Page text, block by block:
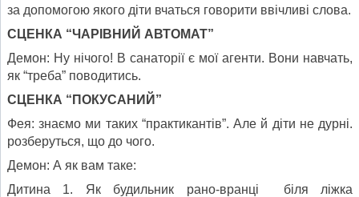
за допомогою якого діти вчаться говорити ввічливі слова.
СЦЕНКА “ЧАРІВНИЙ АВТОМАТ”
Демон: Ну нічого! В санаторії є мої агенти. Вони навчать,
як “треба” поводитись.
СЦЕНКА “ПОКУСАНИЙ”
Фея: знаємо ми таких “практикантів”. Але й діти не дурні.
розберуться, що до чого.
Демон: А як вам таке:
Дитина 1. Як будильник рано-вранці біля ліжка